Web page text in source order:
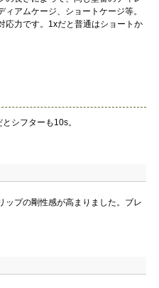
アムケージ、ショートケージ等。
応力です。1xだと普通はショートか
シフターも10s。
ップの剛性感が高まりました。ブレ